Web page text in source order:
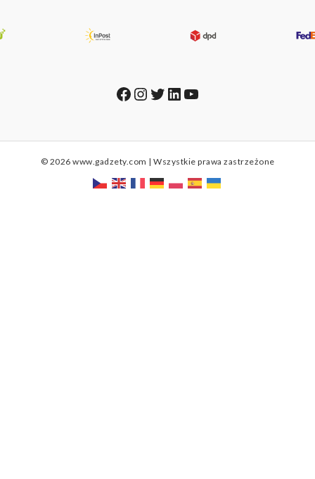
Facebook
Instagram
Twitter
LinkedIn
YouTube
© 2026 www.gadzety.com | Wszystkie prawa zastrzeżone